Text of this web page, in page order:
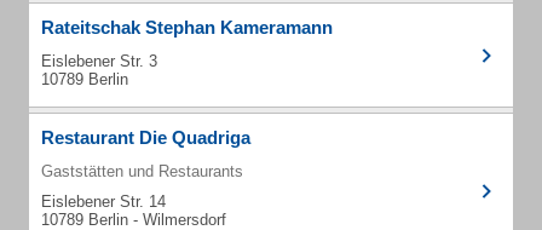
Rateitschak Stephan Kameramann
Eislebener Str. 3
10789 Berlin
Restaurant Die Quadriga
Gaststätten und Restaurants
Eislebener Str. 14
10789 Berlin - Wilmersdorf